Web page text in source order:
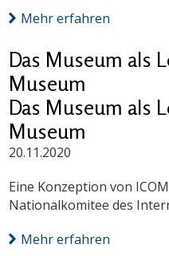
Mehr erfahren
Das Museum als
Museum
Das Museum als
Museum
20.11.2020
Eine Konzeption von
Nationalkomitee des
Mehr erfahren